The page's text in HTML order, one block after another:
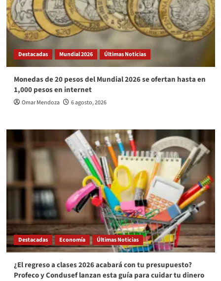
Destacadas Mundial 2026 Últimas Noticias
Monedas de 20 pesos del Mundial 2026 se ofertan hasta en
1,000 pesos en internet
Omar Mendoza 6 agosto, 2026
Destacadas Economía Últimas Noticias
¿El regreso a clases 2026 acabará con tu presupuesto?
Profeco y Condusef lanzan esta guía para cuidar tu dinero